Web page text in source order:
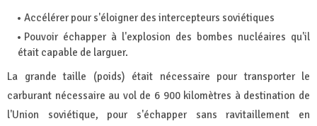
Accélérer pour s'éloigner des intercepteurs soviétiques
Pouvoir échapper à l'explosion des bombes nucléaires qu'il
était capable de larguer.
La grande taille (poids) était nécessaire pour transporter le
carburant nécessaire au vol de 6 900 kilomètres à destination de
l'Union soviétique, pour s'échapper sans ravitaillement en